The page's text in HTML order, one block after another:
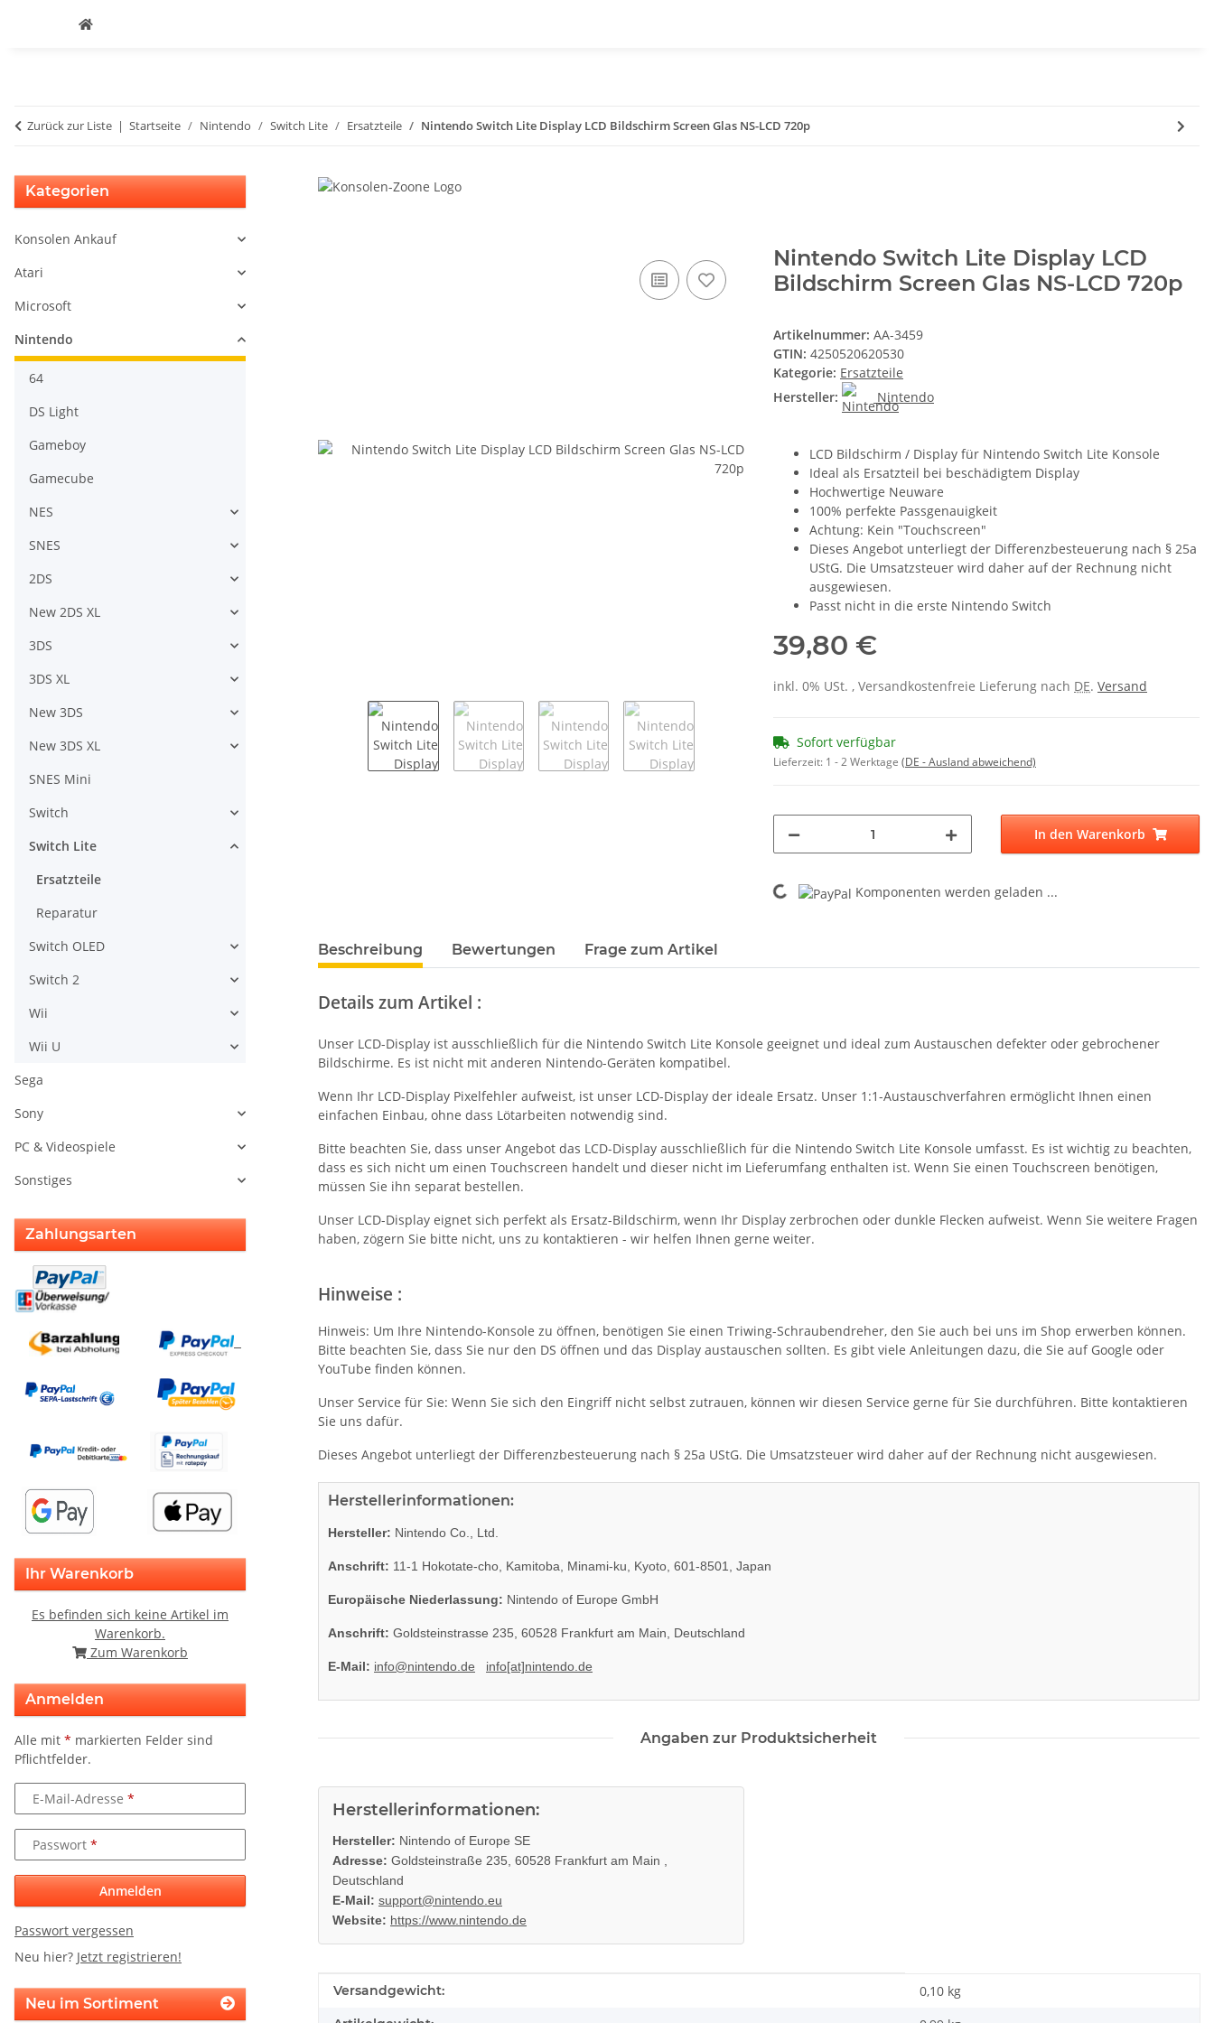
Zurück zur Liste Startseite Nintendo Switch Lite Ersatzteile Nintendo Switch Lite Display LCD Bildschirm Screen Glas NS-LCD 720p
Nintendo Switch Lite Display LCD
Bildschirm Screen Glas NS-LCD 720p
Artikelnummer: AA-3459
GTIN: 4250520620530
Kategorie: Ersatzteile
Hersteller:
Nintendo
LCD Bildschirm / Display für Nintendo Switch Lite Konsole
Ideal als Ersatzteil bei beschädigtem Display
Hochwertige Neuware
100% perfekte Passgenauigkeit
Achtung: Kein "Touchscreen"
Dieses Angebot unterliegt der Differenzbesteuerung nach § 25a
UStG. Die Umsatzsteuer wird daher auf der Rechnung nicht
ausgewiesen.
Passt nicht in die erste Nintendo Switch
39,80 €
inkl. 0% USt. , Versandkostenfreie Lieferung nach DE. Versand
Sofort verfügbar
Lieferzeit: 1 - 2 Werktage (DE - Ausland abweichend)
In den Warenkorb
Loading... Komponenten werden geladen ...
weitere Registerkarten anzeigen
Beschreibung Bewertungen Frage zum Artikel
Details zum Artikel :
Unser LCD-Display ist ausschließlich für die Nintendo Switch Lite Konsole geeignet und ideal zum Austauschen defekter oder gebrochener
Bildschirme. Es ist nicht mit anderen Nintendo-Geräten kompatibel.
Wenn Ihr LCD-Display Pixelfehler aufweist, ist unser LCD-Display der ideale Ersatz. Unser 1:1-Austauschverfahren ermöglicht Ihnen einen
einfachen Einbau, ohne dass Lötarbeiten notwendig sind.
Bitte beachten Sie, dass unser Angebot das LCD-Display ausschließlich für die Nintendo Switch Lite Konsole umfasst. Es ist wichtig zu beachten,
dass es sich nicht um einen Touchscreen handelt und dieser nicht im Lieferumfang enthalten ist. Wenn Sie einen Touchscreen benötigen,
müssen Sie ihn separat bestellen.
Unser LCD-Display eignet sich perfekt als Ersatz-Bildschirm, wenn Ihr Display zerbrochen oder dunkle Flecken aufweist. Wenn Sie weitere Fragen
haben, zögern Sie bitte nicht, uns zu kontaktieren - wir helfen Ihnen gerne weiter.
Hinweise :
Hinweis: Um Ihre Nintendo-Konsole zu öffnen, benötigen Sie einen Triwing-Schraubendreher, den Sie auch bei uns im Shop erwerben können.
Bitte beachten Sie, dass Sie nur den DS öffnen und das Display austauschen sollten. Es gibt viele Anleitungen dazu, die Sie auf Google oder
YouTube finden können.
Unser Service für Sie: Wenn Sie sich den Eingriff nicht selbst zutrauen, können wir diesen Service gerne für Sie durchführen. Bitte kontaktieren
Sie uns dafür.
Dieses Angebot unterliegt der Differenzbesteuerung nach § 25a UStG. Die Umsatzsteuer wird daher auf der Rechnung nicht ausgewiesen.
Herstellerinformationen:
Hersteller: Nintendo Co., Ltd.
Anschrift: 11-1 Hokotate-cho, Kamitoba, Minami-ku, Kyoto, 601-8501, Japan
Europäische Niederlassung: Nintendo of Europe GmbH
Anschrift: Goldsteinstrasse 235, 60528 Frankfurt am Main, Deutschland
E-Mail: info@nintendo.de info[at]nintendo.de
Angaben zur Produktsicherheit
Herstellerinformationen:
Hersteller: Nintendo of Europe SE
Adresse: Goldsteinstraße 235, 60528 Frankfurt am Main ,
Deutschland
E-Mail: support@nintendo.eu
Website: https://www.nintendo.de
Produkteigenschaft
Wert
Versandgewicht: 0,10 kg
Kategorien
Konsolen Ankauf
Atari
Microsoft
Nintendo
64
DS Light
Gameboy
Gamecube
NES
SNES
2DS
New 2DS XL
3DS
3DS XL
New 3DS
New 3DS XL
SNES Mini
Switch
Switch Lite
Ersatzteile
Reparatur
Switch OLED
Switch 2
Wii
Wii U
Sega
Sony
PC & Videospiele
Sonstiges
Zahlungsarten
Ihr Warenkorb
Es befinden sich keine Artikel im
Warenkorb.
Zum Warenkorb
Anmelden
Alle mit * markierten Felder sind
Pflichtfelder.
E-Mail-Adresse
Passwort
Anmelden
Passwort vergessen
Neu hier? Jetzt registrieren!
Neu im Sortiment